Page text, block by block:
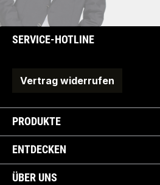
SERVICE-HOTLINE
Vertrag widerrufen
PRODUKTE
ENTDECKEN
ÜBER UNS